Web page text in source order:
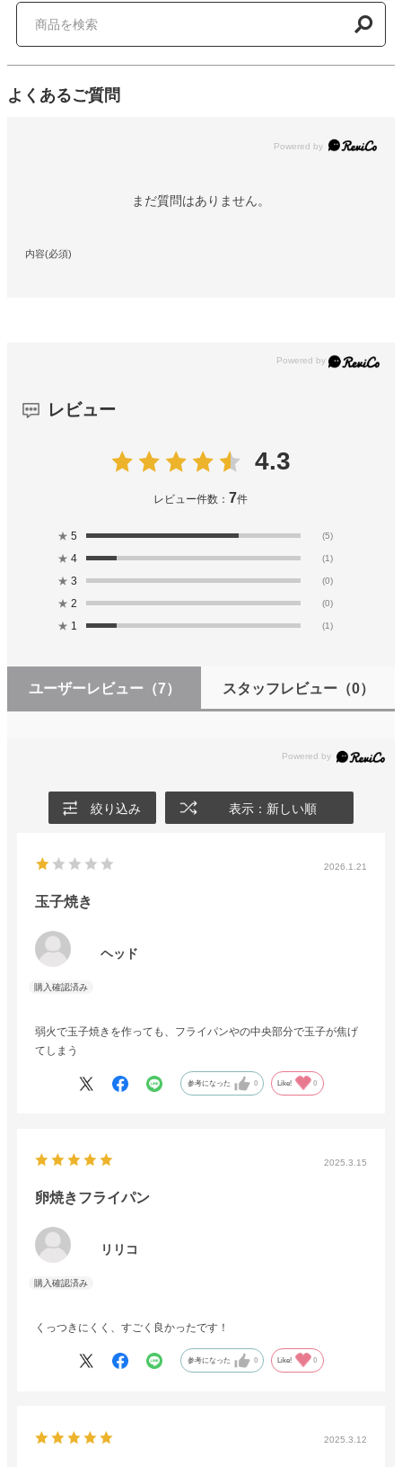
よくあるご質問
Powered by
まだ質問はありません。
内容(必須)
レビュー
4.3
レビュー件数： 7件
★ 5 (5)
★ 4 (1)
★ 3 (0)
★ 2 (0)
★ 1 (1)
ユーザーレビュー （7） スタッフレビュー（0）
絞り込み 表示：新しい順
2026.1.21
玉子焼き
ヘッド
弱火で玉子焼きを作っても、フライパンやの中央部分で玉子が焦げ
てしまう
参考になった 0 Like! 0
2025.3.15
卵焼きフライパン
リリコ
くっつきにくく、すごく良かったです！
参考になった 0 Like! 0
2025.3.12